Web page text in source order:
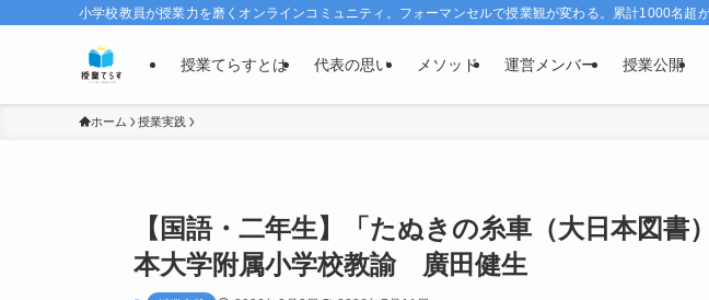
小学校教員が授業力を磨くオンラインコミュニティ。フォーマンセルで授業観が変わる。累計1000名超
授業てらすとは 代表の思い メソッド 運営メンバー 授業公開
ホーム 授業実践
【国語・二年生】「たぬきの糸車（大日本図
本大学附属小学校教諭 廣田健生